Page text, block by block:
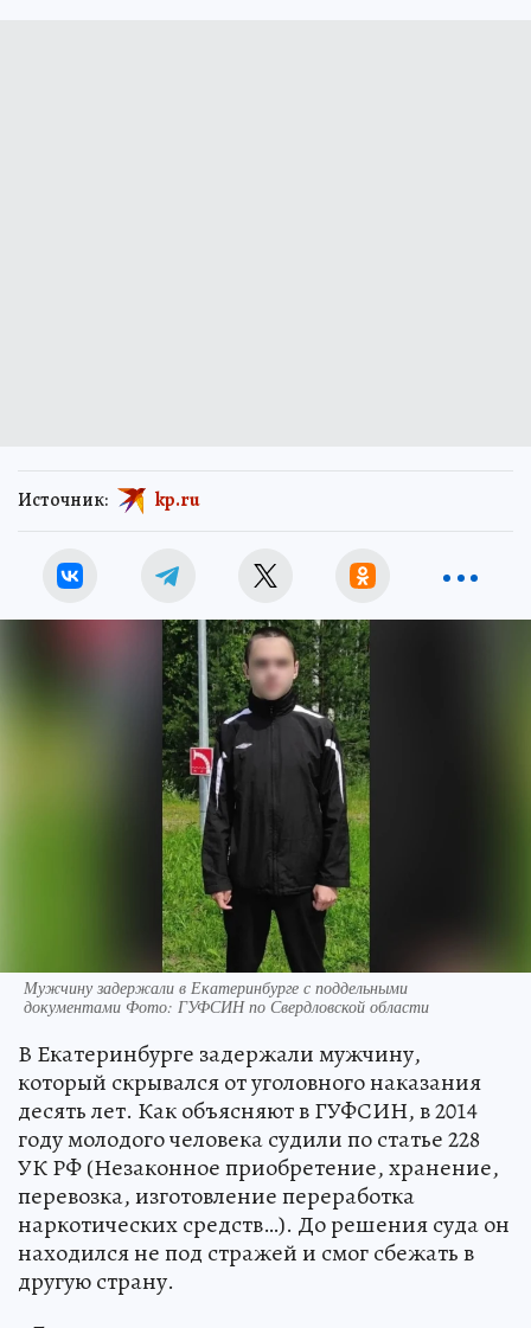
Источник: kp.ru
Мужчину задержали в Екатеринбурге с поддельными
документами Фото: ГУФСИН по Свердловской области
В Екатеринбурге задержали мужчину,
который скрывался от уголовного наказания
десять лет. Как объясняют в ГУФСИН, в 2014
году молодого человека судили по статье 228
УК РФ (Незаконное приобретение, хранение,
перевозка, изготовление переработка
наркотических средств…). До решения суда он
находился не под стражей и смог сбежать в
другую страну.